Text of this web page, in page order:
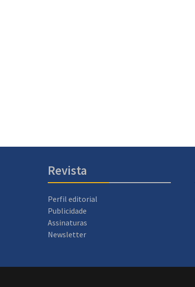
Revista
Perfil editorial
Publicidade
Assinaturas
Newsletter